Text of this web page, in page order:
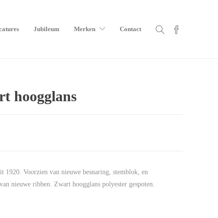
Jubileum Merken Contact
hoogglans
1920. Voorzien van nieuwe besnaring, stemblok, en
nieuwe ribben. Zwart hoogglans polyester gespoten.